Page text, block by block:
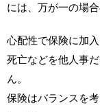
には、万が一の場
心配性で保険に加
死亡などを他人事
ん。
保険はバランスを